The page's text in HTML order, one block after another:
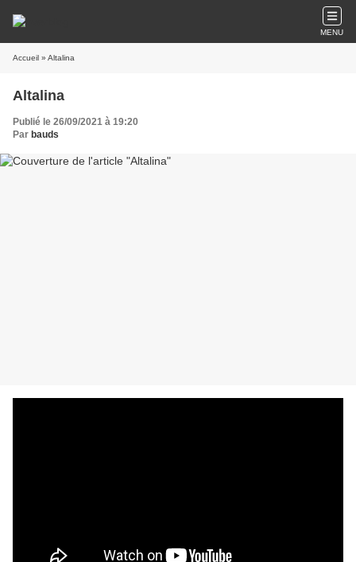
MENU
Accueil » Altalina
Altalina
Publié le 26/09/2021 à 19:20
Par bauds